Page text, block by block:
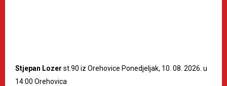
Stjepan Lozer st.90 iz Orehovice Ponedjeljak, 10. 08. 2026. u
14:00 Orehovica